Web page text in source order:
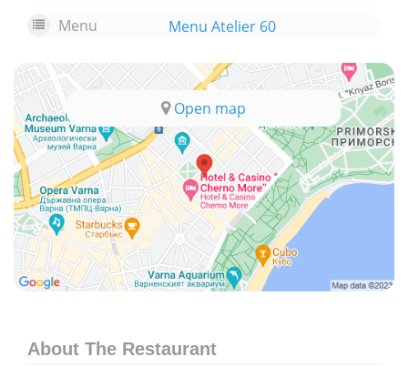
Menu
Menu Atelier 60
Open map
About The Restaurant